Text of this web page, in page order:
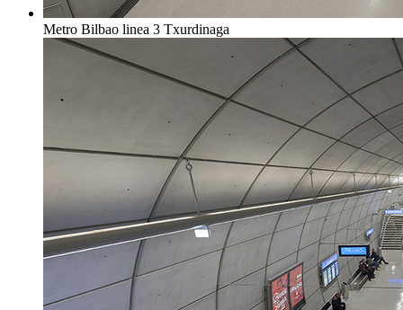
Metro Bilbao linea 3 Txurdinaga